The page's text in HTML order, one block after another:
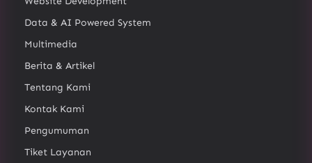
Data & AI Powered System
Multimedia
Berita & Artikel
Tentang Kami
Kontak Kami
Pengumuman
Tiket Layanan